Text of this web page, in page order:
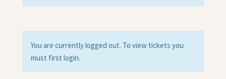
You are currently logged out. To view tickets you
must first login.